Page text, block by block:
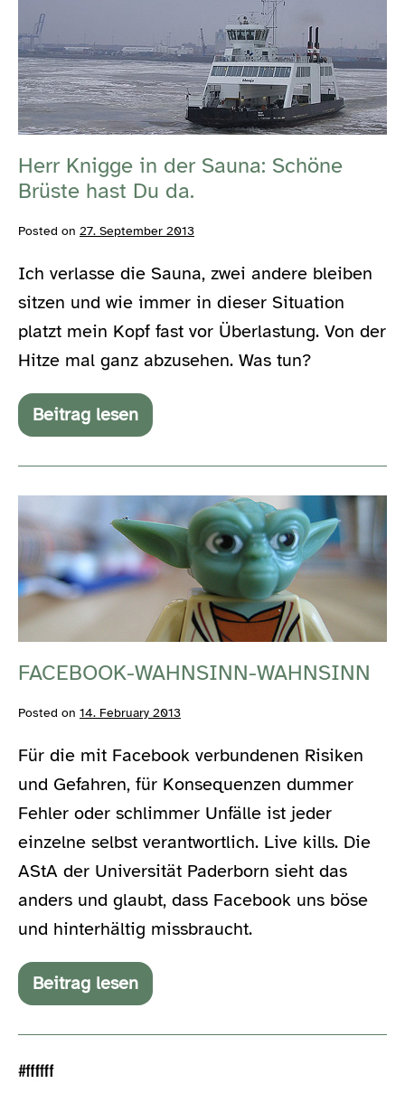
Zweites
Knigge
in
der
Sauna:
Brüste
hast
Du
Herr Knigge in der Sauna: Schöne
Brüste hast Du da.
Posted on 27. September 2013
Ich verlasse die Sauna, zwei andere bleiben
sitzen und wie immer in dieser Situation
platzt mein Kopf fast vor Überlastung. Von der
Hitze mal ganz abzusehen. Was tun?
Beitrag lesen
Herr
Knigge
Sauna:
Schöne
Brüste
hast
Du
da.
FACEBOOK-
WAHNSINN-
WAHNSINN
FACEBOOK-WAHNSINN-WAHNSINN
Posted on 14. February 2013
Für die mit Facebook verbundenen Risiken
und Gefahren, für Konsequenzen dummer
Fehler oder schlimmer Unfälle ist jeder
einzelne selbst verantwortlich. Live kills. Die
AStA der Universität Paderborn sieht das
anders und glaubt, dass Facebook uns böse
und hinterhältig missbraucht.
Beitrag lesen
FACEBOOK-
WAHNSINN-
#ffffff